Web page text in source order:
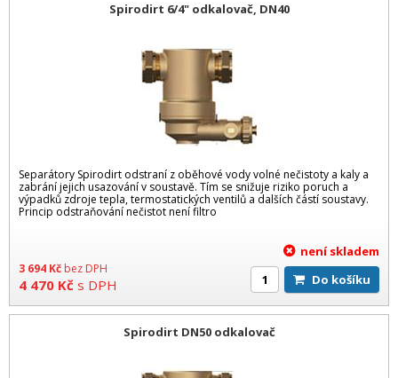
Spirodirt 6/4" odkalovač, DN40
Separátory Spirodirt odstraní z oběhové vody volné nečistoty a kaly a
zabrání jejich usazování v soustavě. Tím se snižuje riziko poruch a
výpadků zdroje tepla, termostatických ventilů a dalších částí soustavy.
Princip odstraňování nečistot není filtro
3 694 Kč bez DPH
4 470 Kč s DPH
není skladem
Do košíku
Spirodirt DN50 odkalovač